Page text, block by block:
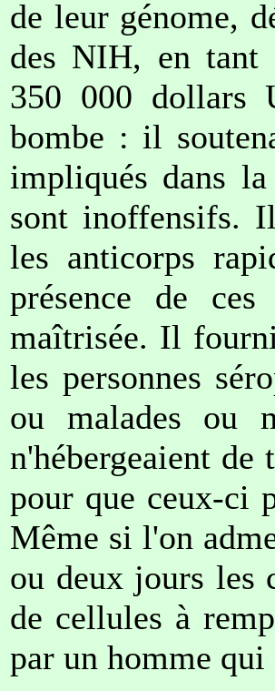
de leur génome,
des NIH, en tant
350 000 dollars
bombe : il
impliqués dans
sont inoffensifs.
les anticorps
présence de
maîtrisée. Il
les personnes
ou malades ou
n'hébergeaient
pour que ceux-ci
Même si l'on
ou deux jours les
de cellules à
par un homme qui